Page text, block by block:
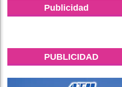
Publicidad
PUBLICIDAD